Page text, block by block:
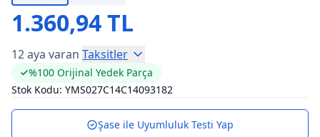
1.360,94 TL
12 aya varan Taksitler
%100 Orijinal Yedek Parça
Stok Kodu: YMS027C14C14093182
Şase ile Uyumluluk Testi Yap